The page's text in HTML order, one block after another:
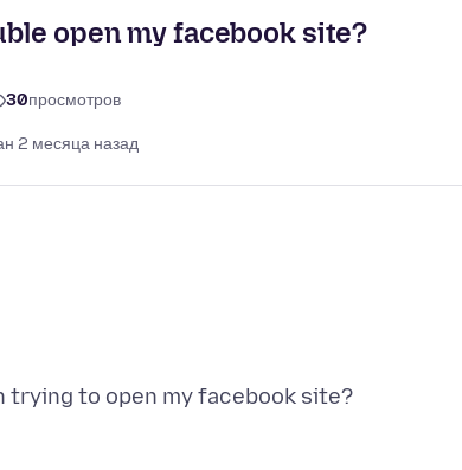
open my facebook site?
30просмотров
2 месяца назад